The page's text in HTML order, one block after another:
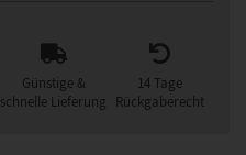
Günstige &
schnelle Lieferung
14 Tage
Rückgaberecht